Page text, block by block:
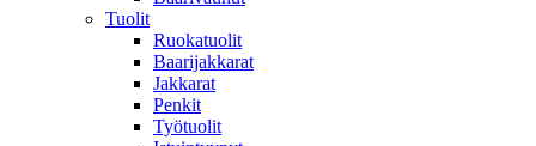
Tuolit
Ruokatuolit
Baarijakkarat
Jakkarat
Penkit
Työtuolit